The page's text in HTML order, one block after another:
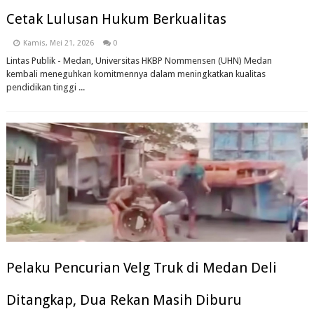
Cetak Lulusan Hukum Berkualitas
Kamis, Mei 21, 2026 0
Lintas Publik - Medan, Universitas HKBP Nommensen (UHN) Medan
kembali meneguhkan komitmennya dalam meningkatkan kualitas
pendidikan tinggi ...
Pelaku Pencurian Velg Truk di Medan Deli
Ditangkap, Dua Rekan Masih Diburu